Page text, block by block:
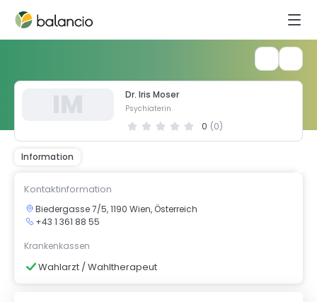
Dr. Iris Moser
Psychiaterin
0 (0)
Information
Kontaktinformation
Biedergasse 7/5, 1190 Wien, Österreich
+43 1 361 88 55
Krankenkassen
Wahlarzt / Wahltherapeut